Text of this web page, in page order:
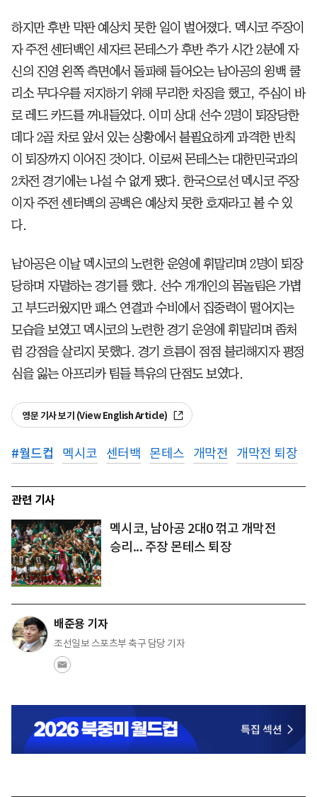
하지만 후반 막판 예상치 못한 일이 벌어졌다. 멕시코 주장이
자 주전 센터백인 세자르 몬테스가 후반 추가 시간 2분에 자
신의 진영 왼쪽 측면에서 돌파해 들어오는 남아공의 윙백 쿨
리소 무다우를 저지하기 위해 무리한 차징을 했고, 주심이 바
로 레드 카드를 꺼내들었다. 이미 상대 선수 2명이 퇴장당한
데다 2골 차로 앞서 있는 상황에서 불필요하게 과격한 반칙
이 퇴장까지 이어진 것이다. 이로써 몬테스는 대한민국과의
2차전 경기에는 나설 수 없게 됐다. 한국으로선 멕시코 주장
이자 주전 센터백의 공백은 예상치 못한 호재라고 볼 수 있
다.
남아공은 이날 멕시코의 노련한 운영에 휘말리며 2명이 퇴장
당하며 자멸하는 경기를 했다. 선수 개개인의 몸놀림은 가볍
고 부드러웠지만 패스 연결과 수비에서 집중력이 떨어지는
모습을 보였고 멕시코의 노련한 경기 운영에 휘말리며 좀처
럼 강점을 살리지 못했다. 경기 흐름이 점점 불리해지자 평정
심을 잃는 아프리카 팀들 특유의 단점도 보였다.
영문 기사 보기 (View English Article)
#월드컵 멕시코 센터백 몬테스 개막전 개막전 퇴장
관련 기사
멕시코, 남아공 2대0 꺾고 개막전
승리... 주장 몬테스 퇴장
배준용 기자
조선일보 스포츠부 축구 담당 기자